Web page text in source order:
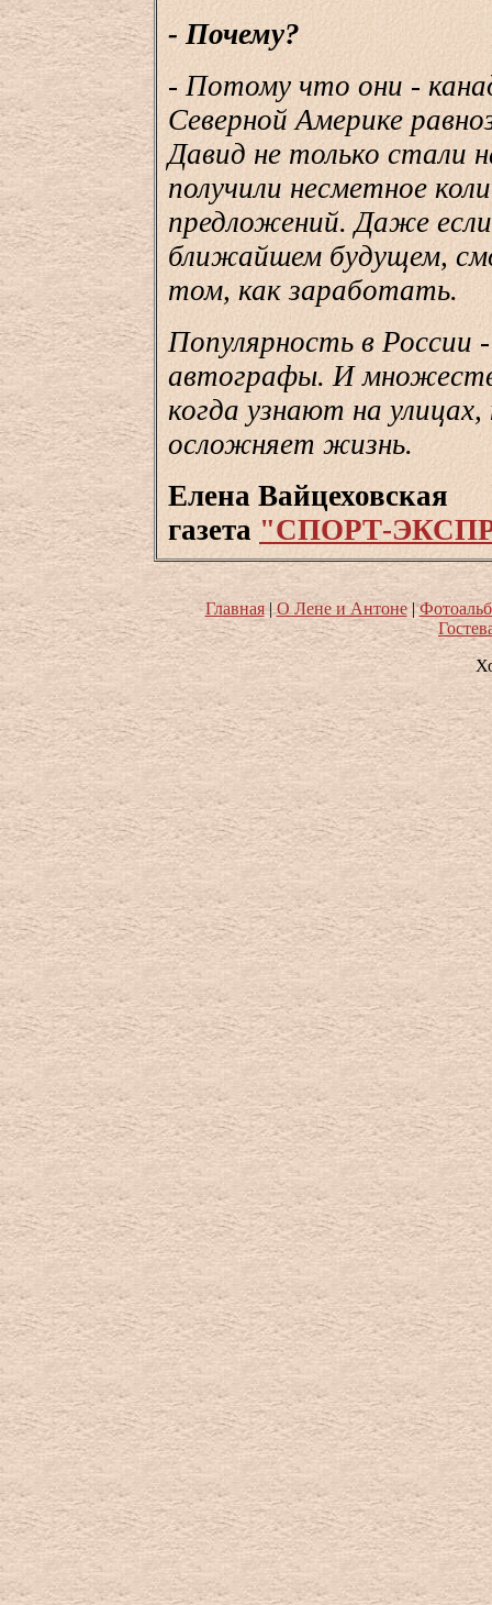
- Почему?
- Потому что они -
Северной Америке
Давид не только стали
получили несметное
предложений. Даже
ближайшем будущем,
том, как заработать.
Популярность в России
автографы. И
когда узнают на
осложняет жизнь.
Елена Вайцеховская
газета "СПОРТ-
Главная|О Лене и Антоне|